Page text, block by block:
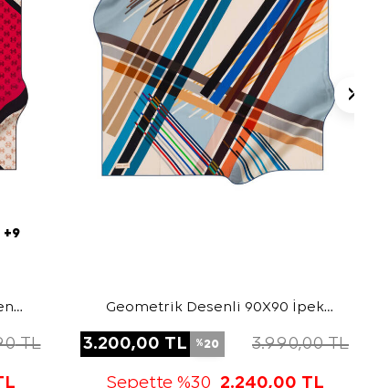
+9
TL
Geometrik Desenli 90X90 İpek
3.200,00 TL %20 3.990,00TL
Sepette %30 2.240,00 TL